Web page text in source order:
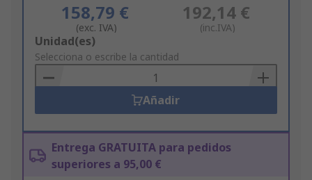
158,79 €
(exc. IVA)
192,14 €
(inc.IVA)
Add
to
Basket
Unidad(es)
Selecciona o escribe la cantidad
Añadir
Entrega GRATUITA para pedidos
superiores a 95,00 €